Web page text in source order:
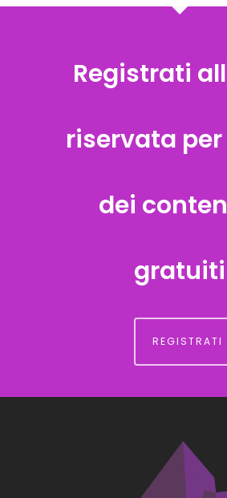
Registrati
riservata
dei
gratuiti
REGISTRATI